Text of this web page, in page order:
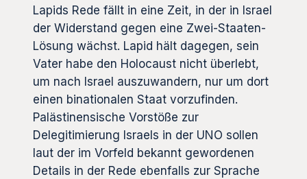
Lapids Rede fällt in eine Zeit, in der in Israel
der Widerstand gegen eine Zwei-Staaten-
Lösung wächst. Lapid hält dagegen, sein
Vater habe den Holocaust nicht überlebt,
um nach Israel auszuwandern, nur um dort
einen binationalen Staat vorzufinden.
Palästinensische Vorstöße zur
Delegitimierung Israels in der UNO sollen
laut der im Vorfeld bekannt gewordenen
Details in der Rede ebenfalls zur Sprache